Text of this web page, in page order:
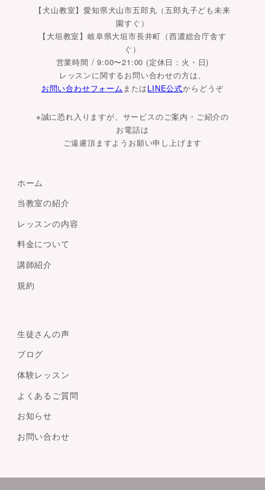
【犬山教室】愛知県犬山市五郎丸（五郎丸子ども未来
園すぐ）
【大垣教室】岐阜県大垣市長井町（西濃総合庁舎す
ぐ）
営業時間 / 9:00〜21:00 (定休日：火・日)
レッスンに関するお問い合わせの方は、
お問い合わせフォーム またはLINE公式からどうぞ
※誠に恐れ入りますが、サービスのご案内・ご紹介の
お電話は
ご遠慮頂ますようお願い申し上げます
ホーム
当教室の紹介
レッスンの内容
料金について
講師紹介
規約
生徒さんの声
ブログ
体験レッスン
よくあるご質問
お知らせ
お問い合わせ